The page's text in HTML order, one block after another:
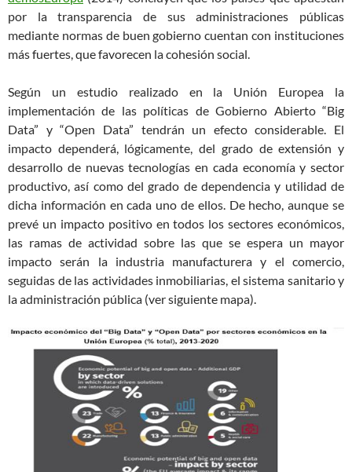
por la transparencia de sus administraciones públicas
mediante normas de buen gobierno cuentan con instituciones
más fuertes, que favorecen la cohesión social.
Según un estudio realizado en la Unión Europea la
implementación de las políticas de Gobierno Abierto “Big
Data” y “Open Data” tendrán un efecto considerable. El
impacto dependerá, lógicamente, del grado de extensión y
desarrollo de nuevas tecnologías en cada economía y sector
productivo, así como del grado de dependencia y utilidad de
dicha información en cada uno de ellos. De hecho, aunque se
prevé un impacto positivo en todos los sectores económicos,
las ramas de actividad sobre las que se espera un mayor
impacto serán la industria manufacturera y el comercio,
seguidas de las actividades inmobiliarias, el sistema sanitario y
la administración pública (ver siguiente mapa).